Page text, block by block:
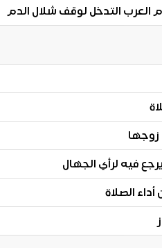
العرب التدخل لوقف شلال الدم
زوجها
فيه لرأي الجهال
الصلاة